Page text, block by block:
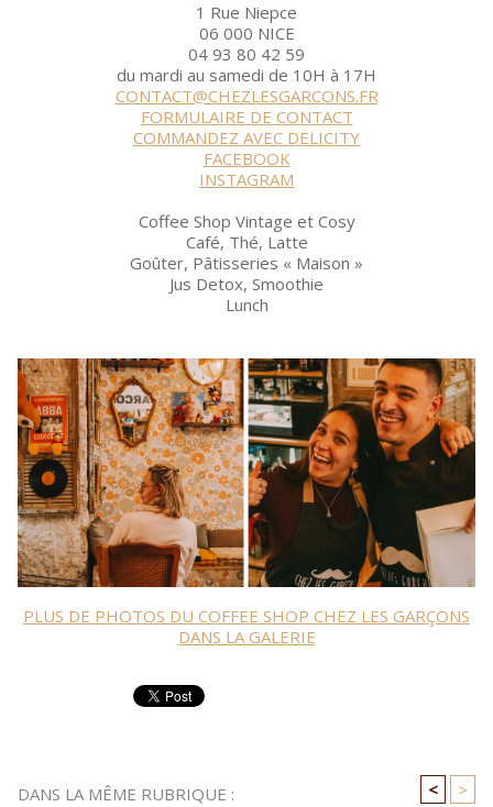
1 Rue Niepce
06 000 NICE
04 93 80 42 59
du mardi au samedi de 10H à 17H
CONTACT@CHEZLESGARCONS.FR
FORMULAIRE DE CONTACT
COMMANDEZ AVEC DELICITY
FACEBOOK
INSTAGRAM
Coffee Shop Vintage et Cosy
Café, Thé, Latte
Goûter, Pâtisseries « Maison »
Jus Detox, Smoothie
Lunch
PLUS DE PHOTOS DU COFFEE SHOP CHEZ LES GARÇONS
DANS LA GALERIE
DANS LA MÊME RUBRIQUE : < >